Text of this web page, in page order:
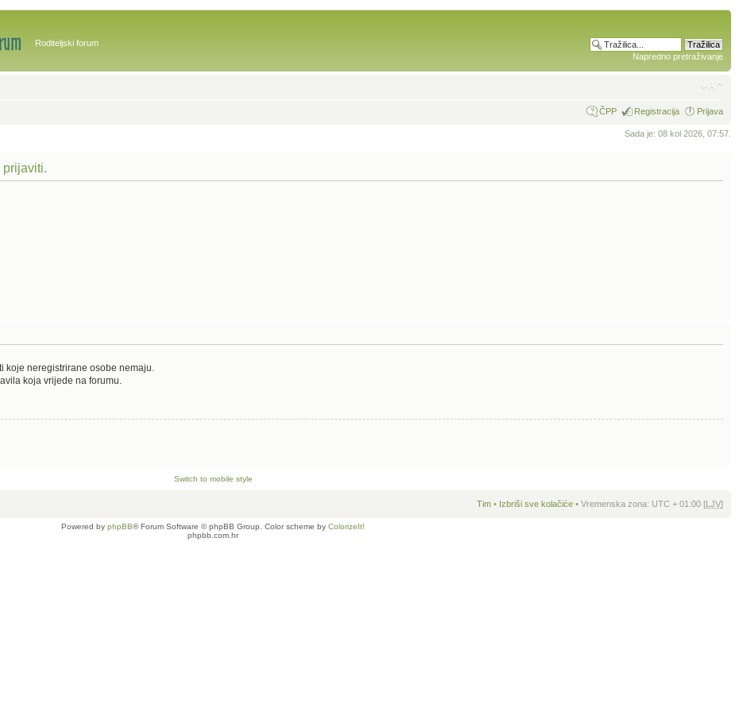
Roditeljski forum
Napredno pretraživanje
ČPP Registracija Prijava
Sada je: 08 kol 2026, 07:57.
prijaviti.
koje neregistrirane osobe nemaju.
koja vrijede na forumu.
Switch to mobile style
Tim • Izbriši sve kolačiće • Vremenska zona: UTC + 01:00 [LJV]
Powered by phpBB® Forum Software © phpBB Group. Color scheme by ColorizeIt!
phpbb.com.hr